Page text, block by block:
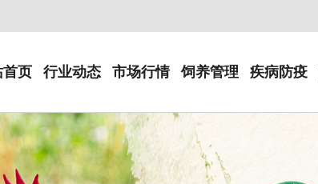
首页 行业动态 市场行情 饲养管理 疾病防疫